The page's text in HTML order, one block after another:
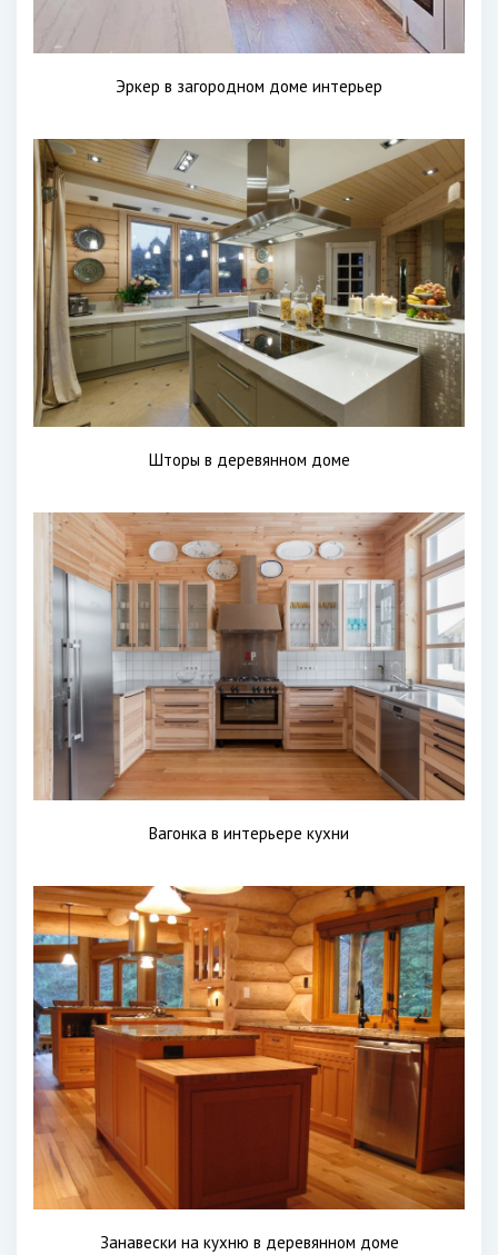
Эркер в загородном доме интерьер
Шторы в деревянном доме
Вагонка в интерьере кухни
Занавески на кухню в деревянном доме